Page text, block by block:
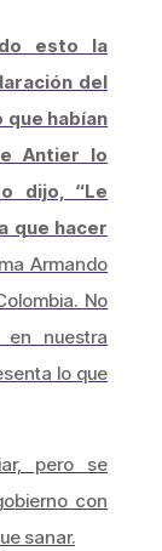
esto la
del
habían
Antier lo
dijo, “Le
que hacer
Armando
No
nuestra
lo que
pero se
con
sanar.